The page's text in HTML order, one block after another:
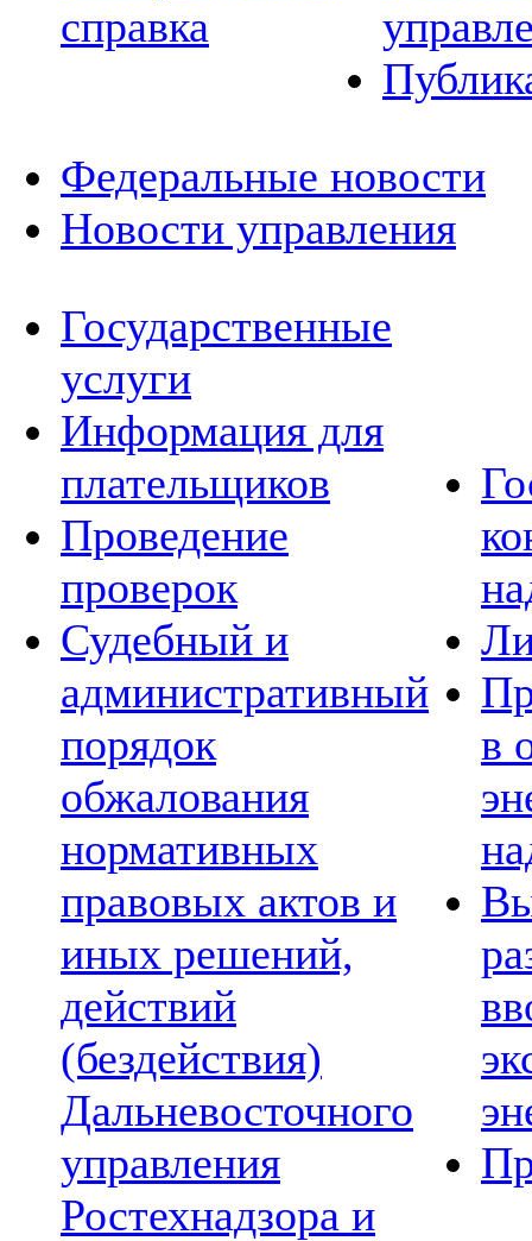
справка
Федеральные новости
Новости управления
Государственные
услуги
Информация для
плательщиков
Проведение
проверок
Судебный и
административный
порядок
обжалования
нормативных
правовых актов и
иных решений,
действий
(бездействия)
Дальневосточного
управления
Ростехнадзора и
в